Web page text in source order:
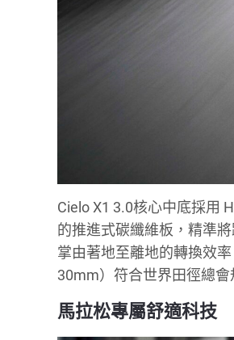
Cielo X1 3.0核心中底採用
的推進式碳纖維板，精準
掌由著地至離地的轉換效
30mm）符合世界田徑總
馬拉松專屬舒適科技